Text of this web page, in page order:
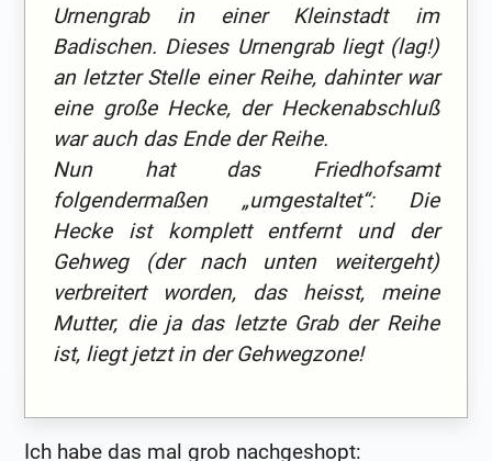
Urnengrab in einer Kleinstadt im
Badischen. Dieses Urnengrab liegt (lag!)
an letzter Stelle einer Reihe, dahinter war
eine große Hecke, der Heckenabschluß
war auch das Ende der Reihe.
Nun hat das Friedhofsamt
folgendermaßen „umgestaltet“: Die
Hecke ist komplett entfernt und der
Gehweg (der nach unten weitergeht)
verbreitert worden, das heisst, meine
Mutter, die ja das letzte Grab der Reihe
ist, liegt jetzt in der Gehwegzone!
Ich habe das mal grob nachgeshopt: